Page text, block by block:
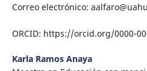
Correo electrónico:
ORCID: https://orcid.org/0000-
Karla Ramos Anaya